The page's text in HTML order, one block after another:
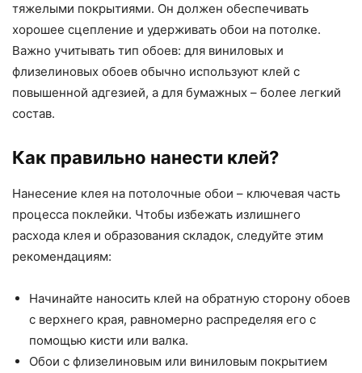
тяжелыми покрытиями. Он должен обеспечивать
хорошее сцепление и удерживать обои на потолке.
Важно учитывать тип обоев: для виниловых и
флизелиновых обоев обычно используют клей с
повышенной адгезией, а для бумажных – более легкий
состав.
Как правильно нанести клей?
Нанесение клея на потолочные обои – ключевая часть
процесса поклейки. Чтобы избежать излишнего
расхода клея и образования складок, следуйте этим
рекомендациям:
Начинайте наносить клей на обратную сторону обоев
с верхнего края, равномерно распределяя его с
помощью кисти или валка.
Обои с флизелиновым или виниловым покрытием